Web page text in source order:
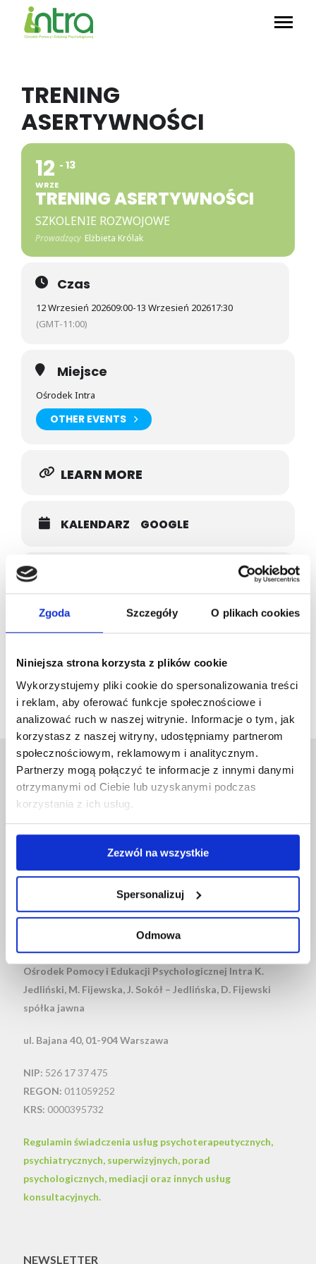
Zgoda Szczegóły O plikach cookies
Niniejsza strona korzysta z plików cookie
Wykorzystujemy pliki cookie do spersonalizowania treści
i reklam, aby oferować funkcje społecznościowe i
analizować ruch w naszej witrynie. Informacje o tym, jak
korzystasz z naszej witryny, udostępniamy partnerom
społecznościowym, reklamowym i analitycznym.
Partnerzy mogą połączyć te informacje z innymi danymi
otrzymanymi od Ciebie lub uzyskanymi podczas
korzystania z ich usług.
Zezwól na wszystkie
Spersonalizuj
Odmowa
TRENING
ASERTYWNOŚCI
12
WRZE
13
TRENING ASERTYWNOŚCI
SZKOLENIE ROZWOJOWE
Prowadzący Elżbieta Królak
Czas
12 Wrzesień 202609:00-13 Wrzesień 202617:30
(GMT-11:00)
Miejsce
Ośrodek Intra
OTHER EVENTS
LEARN MORE
KALENDARZ GOOGLE
ELŻBIETA KRÓLAK
Możliwość komentowania została wyłączona.
ZNAJDŹ NAS NA:
IN
Ośrodek Pomocy i Edukacji Psychologicznej Intra K.
Jedliński, M. Fijewska, J. Sokół – Jedlińska, D. Fijewski
spółka jawna
ul. Bajana 40, 01-904 Warszawa
NIP: 526 17 37 475
REGON: 011059252
KRS: 0000395732
Regulamin świadczenia usług psychoterapeutycznych,
psychiatrycznych, superwizyjnych, porad
psychologicznych, mediacji oraz innych usług
konsultacyjnych.
NEWSLETTER